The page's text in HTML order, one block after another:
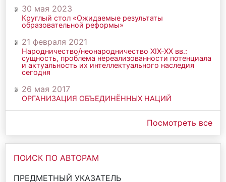
30 мая 2023
Круглый стол «Ожидаемые результаты
образовательной реформы»
21 февраля 2021
Народничество/неонародничество ХIХ-ХХ вв.:
сущность, проблема нереализованности потенциала
и актуальность их интеллектуального наследия
сегодня
26 мая 2017
ОРГАНИЗАЦИЯ ОБЪЕДИНЁННЫХ НАЦИЙ
Посмотреть все
ПОИСК ПО АВТОРАМ
ПРЕДМЕТНЫЙ УКАЗАТЕЛЬ